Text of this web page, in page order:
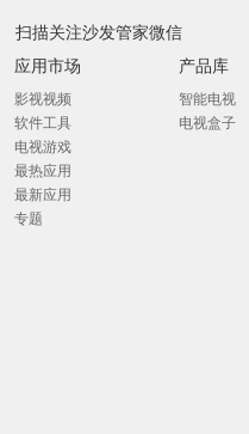
扫描关注沙发管家微信
应用市场
影视视频
软件工具
电视游戏
最热应用
最新应用
专题
产品库
智能电视
电视盒子